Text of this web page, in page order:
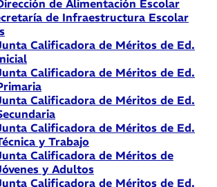
de Alimentación Escolar
de Infraestructura Escolar
Calificadora de Méritos de Ed.
Calificadora de Méritos de Ed.
Calificadora de Méritos de Ed.
Calificadora de Méritos de Ed.
y Trabajo
Calificadora de Méritos de
y Adultos
Calificadora de Méritos de Ed.